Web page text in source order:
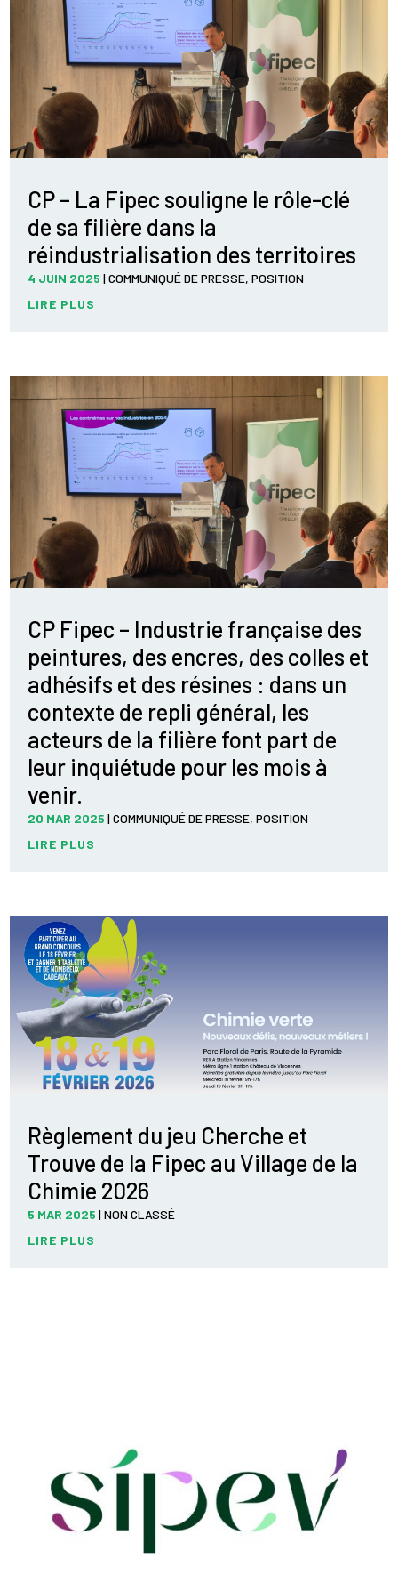
CP – La Fipec souligne le rôle-clé
de sa filière dans la
réindustrialisation des territoires
4 JUIN 2025 |COMMUNIQUÉ DE PRESSE,POSITION
LIRE PLUS
CP Fipec – Industrie française des
peintures, des encres, des colles et
adhésifs et des résines : dans un
contexte de repli général, les
acteurs de la filière font part de
leur inquiétude pour les mois à
venir.
20 MAR 2025 |COMMUNIQUÉ DE PRESSE,POSITION
LIRE PLUS
Règlement du jeu Cherche et
Trouve de la Fipec au Village de la
Chimie 2026
5 MAR 2025 |NON CLASSÉ
LIRE PLUS